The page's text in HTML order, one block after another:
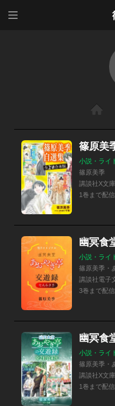
小説・ライ
篠原美季
講談社X文庫
1巻まで配
幽冥食
小説・ライ
篠原美季・
講談社電子
3巻まで配
小説・ライ
篠原美季・
講談社X文庫
1巻まで配